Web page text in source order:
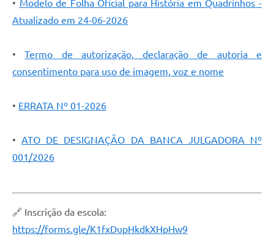
• Modelo de Folha Oficial para História em Quadrinhos -
Atualizado em 24-06-2026
•Termo de autorização, declaração de autoria e
consentimento para uso de imagem, voz e nome
• ERRATA Nº 01-2026
•ATO DE DESIGNAÇÃO DA BANCA JULGADORA Nº
001/2026
🔗 Inscrição da escola:
https://forms.gle/K1fxDupHkdkXHpHw9